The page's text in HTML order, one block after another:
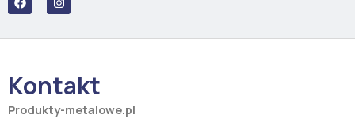
a
c
b
k
n
s
a
a
m
Kontakt
Produkty-metalowe.pl